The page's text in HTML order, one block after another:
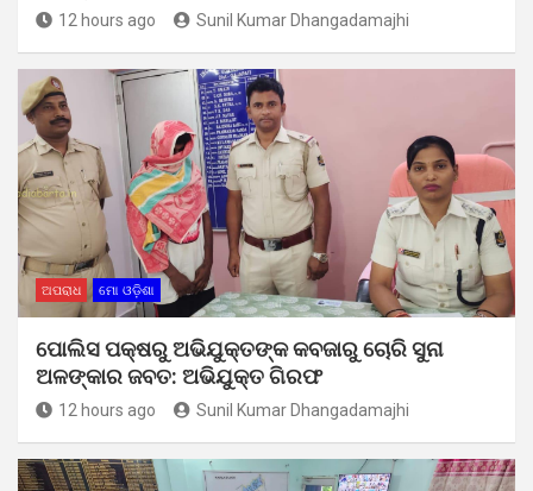
12 hours ago Sunil Kumar Dhangadamajhi
ଅପରାଧ ମୋ ଓଡ଼ିଶା
ପୋଲିସ ପକ୍ଷରୁ ଅଭିଯୁକ୍ତଙ୍କ କବଜାରୁ ଚୋରି ସୁନା
ଅଳଙ୍କାର ଜବତ: ଅଭିଯୁକ୍ତ ଗିରଫ
12 hours ago Sunil Kumar Dhangadamajhi